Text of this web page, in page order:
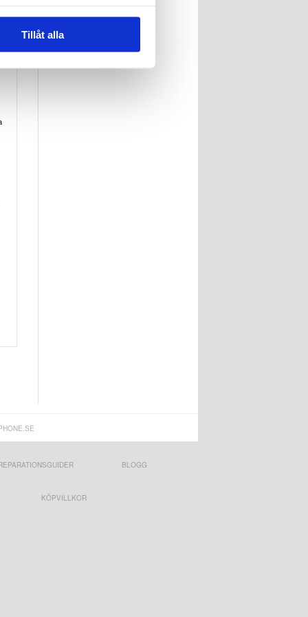
Tillåt alla
BLOGG
KÖPVILLKOR